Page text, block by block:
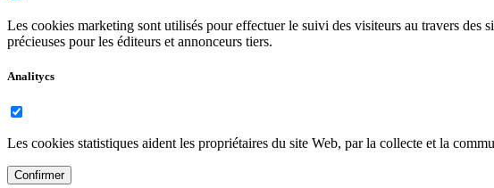
Les cookies marketing sont utilisés pour effectuer le suivi des visiteurs au travers des
précieuses pour les éditeurs et annonceurs tiers.
Analitycs
Les cookies statistiques aident les propriétaires du site Web, par la collecte et la
Confirmer